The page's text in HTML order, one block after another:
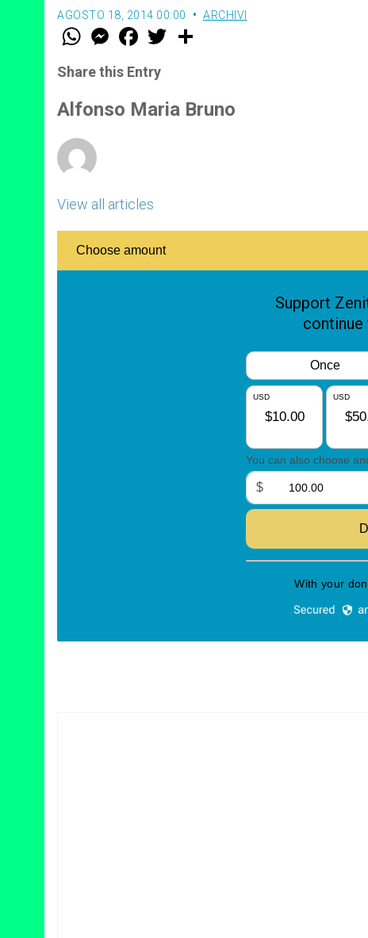
AGOSTO 18, 2014 00:00 ARCHIVI
W
t
s
p
p
M
e
s
e
g
e
F
a
e
b
o
k
w
r
Share this Entry
Alfonso Maria Bruno
View all articles